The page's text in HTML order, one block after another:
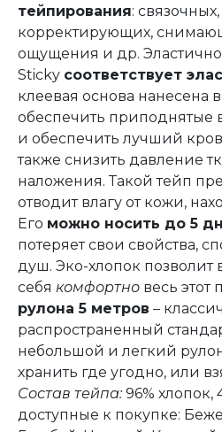
тейпирования:
корректирующих,
ощущения и др.
Sticky соответствует
клеевая основа нанесена
обеспечить приподнятые
и обеспечить лучший
также снизить давление
наложения. Такой тейп
отводит влагу от кожи,
Его можно носить до 5
потеряет свои свойства,
душ. Эко-хлопок позволит
себя комфортно весь этот
рулона 5 метров –
распространенный
небольшой и легкий
хранить где угодно, или
Состав тейпа: 96% хлопок,
доступные к покупке: